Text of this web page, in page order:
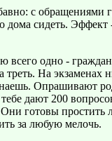
с
сидеть.
одно -
треть. На
Опрашивают
дают 200
готовы
за любую мелочь.